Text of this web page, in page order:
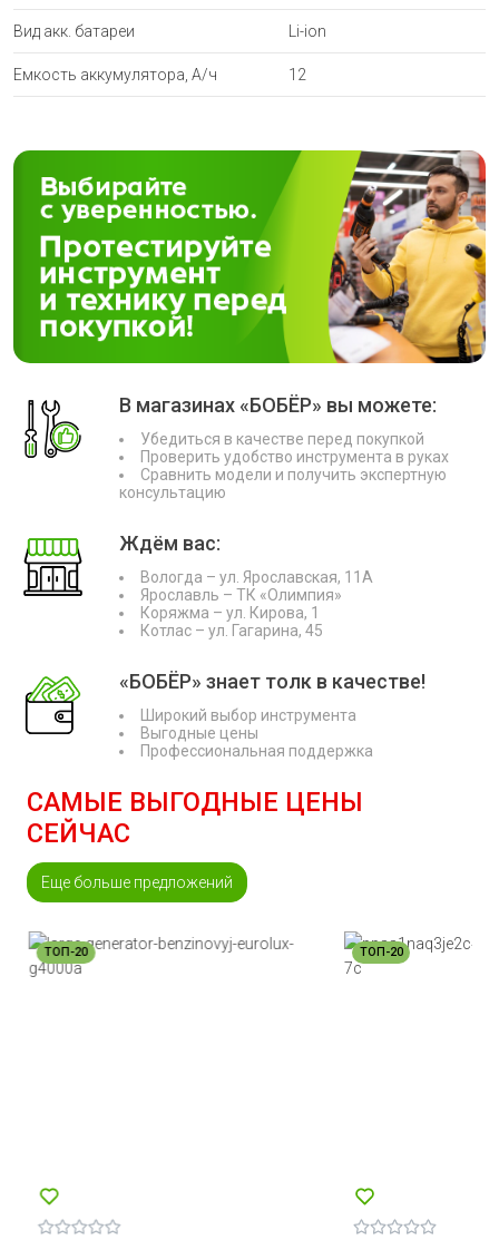
Вид акк. батареи Li-ion
Емкость аккумулятора, А/ч 12
В магазинах «БОБЁР» вы можете:
Убедиться в качестве перед покупкой
Проверить удобство инструмента в руках
Сравнить модели и получить экспертную
консультацию
Ждём вас:
Вологда – ул. Ярославская, 11А
Ярославль – ТК «Олимпия»
Коряжма – ул. Кирова, 1
Котлас – ул. Гагарина, 45
«БОБЁР» знает толк в качестве!
Широкий выбор инструмента
Выгодные цены
Профессиональная поддержка
САМЫЕ ВЫГОДНЫЕ ЦЕНЫ
СЕЙЧАС
Еще больше предложений
ТОП-20 ТОП-20